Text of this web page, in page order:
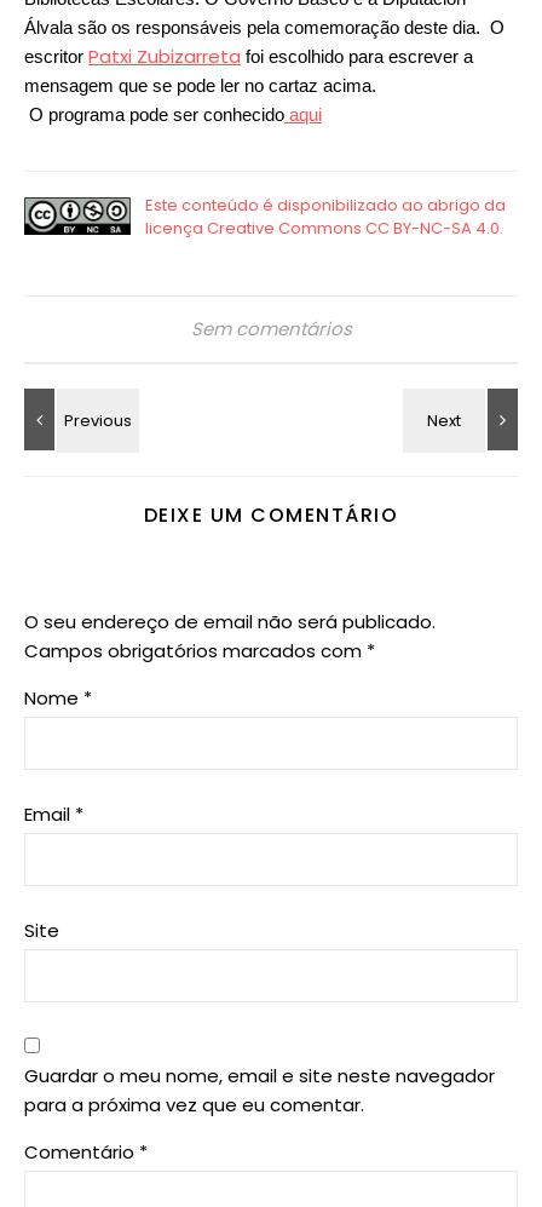
Álvala são os responsáveis pela comemoração deste dia. O
escritor Patxi Zubizarreta foi escolhido para escrever a
mensagem que se pode ler no cartaz acima.
O programa pode ser conhecido aqui
Sem comentários
DEIXE UM COMENTÁRIO
O seu endereço de email não será publicado.
Campos obrigatórios marcados com *
Nome *
Email *
Site
Guardar o meu nome, email e site neste navegador
para a próxima vez que eu comentar.
Comentário *